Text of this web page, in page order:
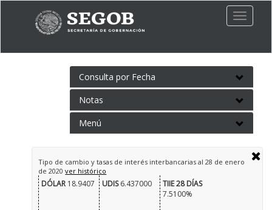
Toggle
Consulta por Fecha
Notas
Menú
Tipo de cambio y tasas de interés interbancarias al 28 de enero
de 2020ver histórico
DÓLAR18.9407 UDIS6.437000
TIIE 28 DÍAS
7.5100%